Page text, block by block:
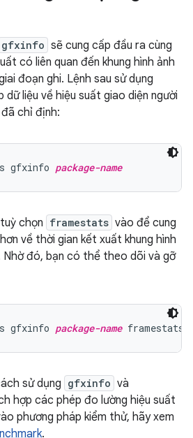
gfxinfo sẽ cung cấp đầu ra cùng
có liên quan đến khung hình ảnh
đoạn ghi. Lệnh sau sử dụng
liệu về hiệu suất giao diện người
chỉ định:
gfxinfo package-name
chọn framestats vào để cung
về thời gian kết xuất khung hình
Nhờ đó, bạn có thể theo dõi và gỡ
gfxinfo package-name
sử dụng gfxinfo và
hợp các phép đo lường hiệu suất
phương pháp kiểm thử, hãy xem
.